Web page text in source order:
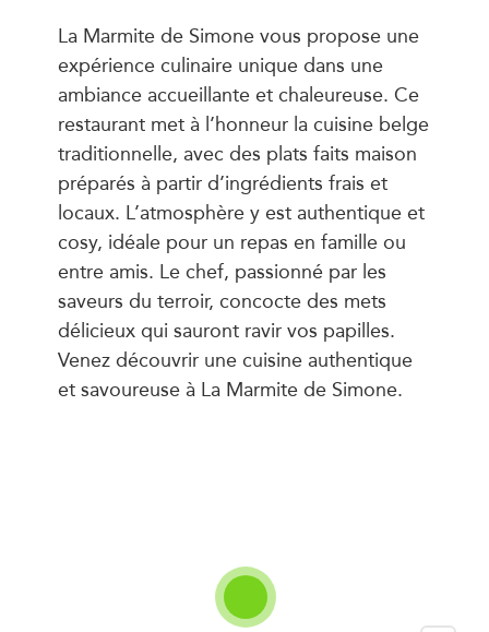
La Marmite de Simone vous propose une
expérience culinaire unique dans une
ambiance accueillante et chaleureuse. Ce
restaurant met à l’honneur la cuisine belge
traditionnelle, avec des plats faits maison
préparés à partir d’ingrédients frais et
locaux. L’atmosphère y est authentique et
cosy, idéale pour un repas en famille ou
entre amis. Le chef, passionné par les
saveurs du terroir, concocte des mets
délicieux qui sauront ravir vos papilles.
Venez découvrir une cuisine authentique
et savoureuse à La Marmite de Simone.